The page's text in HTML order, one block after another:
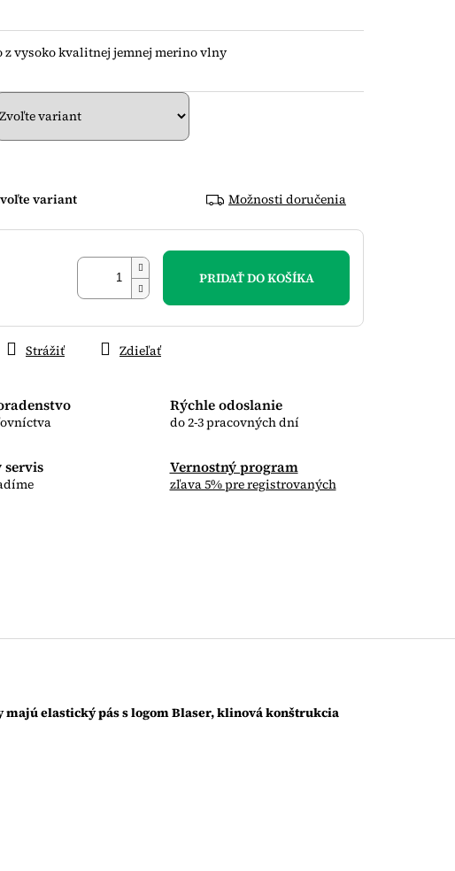
variant Možnosti doručenia
PRIDAŤ DO KOŠÍKA
Rýchle odoslanie
do 2-3 pracovných dní
servis Vernostný program
zľava 5% pre registrovaných
vysoko kvalitnej jemnej merino vlny
Strážiť Zdieľať
majúelastický pás s logom Blaser,klinová konštrukcia